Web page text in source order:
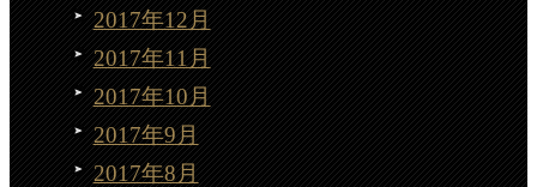
2017年12月
2017年11月
2017年10月
2017年9月
2017年8月